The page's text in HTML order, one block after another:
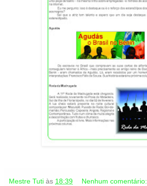
Mestre Tuti às 18:39 Nenhum comentário: